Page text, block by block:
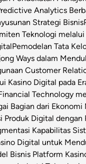
Analytics
Strategi Bisnis
Teknologi
Pemodelan Tata
Ways dalam
Customer
Kasino Digital pada
Technology
Bagian dari Ekonomi
Produk Digital dengan
Kapabilitas
Digital untuk
Bisnis Platform